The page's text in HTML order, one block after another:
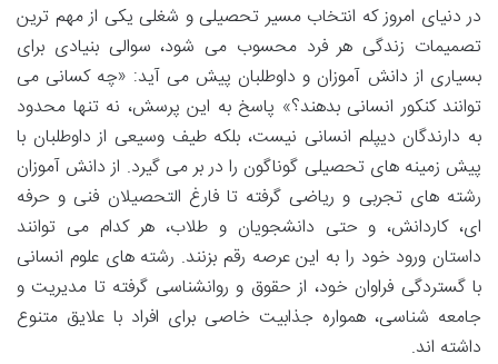
در دنیای امروز که انتخاب مسیر تحصیلی و شغلی یکی از مهم ترین
تصمیمات زندگی هر فرد محسوب می شود، سوالی بنیادی برای
بسیاری از دانش آموزان و داوطلبان پیش می آید: «چه کسانی می
توانند کنکور انسانی بدهند؟» پاسخ به این پرسش، نه تنها محدود
به دارندگان دیپلم انسانی نیست، بلکه طیف وسیعی از داوطلبان با
پیش زمینه های تحصیلی گوناگون را در بر می گیرد. از دانش آموزان
رشته های تجربی و ریاضی گرفته تا فارغ التحصیلان فنی و حرفه
ای، کاردانش، و حتی دانشجویان و طلاب، هر کدام می توانند
داستان ورود خود را به این عرصه رقم بزنند. رشته های علوم انسانی
با گستردگی فراوان خود، از حقوق و روانشناسی گرفته تا مدیریت و
جامعه شناسی، همواره جذابیت خاصی برای افراد با علایق متنوع
داشته اند.